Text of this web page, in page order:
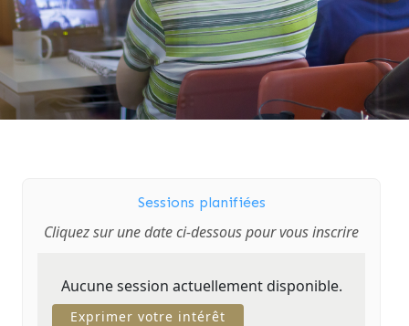
Sessions planifiées
Cliquez sur une date ci-dessous pour vous inscrire
Aucune session actuellement disponible.
Exprimer votre intérêt